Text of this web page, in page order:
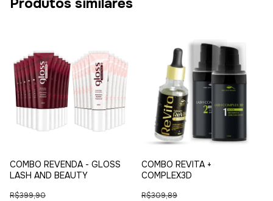
COMBO REVENDA - GLOSS
LASH AND BEAUTY
R$399,90
COMBO REVITA +
COMPLEX3D
R$309,89